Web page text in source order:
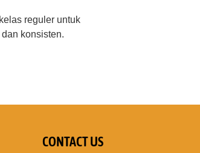
reguler untuk
konsisten.
CONTACT US